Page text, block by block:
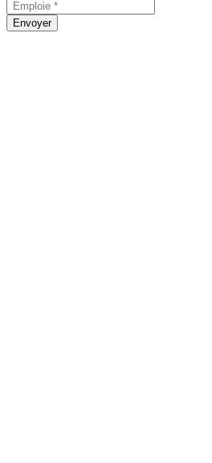
Envoyer